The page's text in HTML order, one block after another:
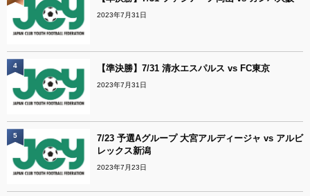
2023年7月31日
【準決勝】7/31 清水エスパルス vs FC東京
2023年7月31日
4
7/23 予選Aグループ 大宮アルディージャ vs アルビ
レックス新潟
2023年7月23日
5